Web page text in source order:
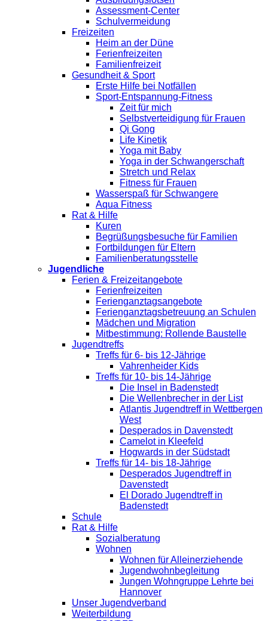
Assessment-Center
Schulvermeidung
Freizeiten
Heim an der Düne
Ferienfreizeiten
Familienfreizeit
Gesundheit & Sport
Erste Hilfe bei Notfällen
Sport-Entspannung-Fitness
Zeit für mich
Selbstverteidigung für Frauen
Qi Gong
Life Kinetik
Yoga mit Baby
Yoga in der Schwangerschaft
Stretch und Relax
Fitness für Frauen
Wasserspaß für Schwangere
Aqua Fitness
Rat & Hilfe
Kuren
Begrüßungsbesuche für Familien
Fortbildungen für Eltern
Familienberatungsstelle
Jugendliche
Ferien & Freizeitangebote
Ferienfreizeiten
Ferienganztagsangebote
Ferienganztagsbetreuung an Schulen
Mädchen und Migration
Mitbestimmung: Rollende Baustelle
Jugendtreffs
Treffs für 6- bis 12-Jährige
Vahrenheider Kids
Treffs für 10- bis 14-Jährige
Die Insel in Badenstedt
Die Wellenbrecher in der List
Atlantis Jugendtreff in Wettbergen
West
Desperados in Davenstedt
Camelot in Kleefeld
Hogwards in der Südstadt
Treffs für 14- bis 18-Jährige
Desperados Jugendtreff in
Davenstedt
El Dorado Jugendtreff in
Badenstedt
Schule
Rat & Hilfe
Sozialberatung
Wohnen
Wohnen für Alleinerziehende
Jugendwohnbegleitung
Jungen Wohngruppe Lehrte bei
Hannover
Unser Jugendverband
Weiterbildung